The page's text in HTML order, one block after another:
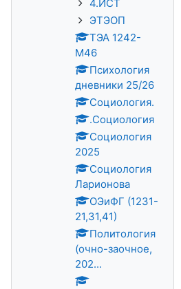
4.ИСТ
ЭТЭОП
ТЭА 1242-
М46
Психология
дневники 25/26
Социология.
.Социология
Социология
2025
Социология
Ларионова
ОЭиФГ (1231-
21,31,41)
Политология
(очно-заочное,
202...